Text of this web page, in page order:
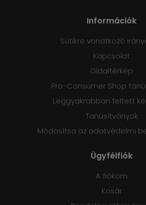
Információk
Sütikre vonatkozó
Kapcsolat
Oldaltérkép
Pro-Consumer Shop
Leggyakrabban feltett
Tanúsítványok
Módosítsa az adatvédelmi
Ügyfélfiók
A fiókom
Kosár